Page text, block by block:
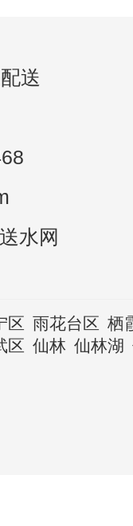
送
水网
区 雨花台区 栖
区 仙林 仙林湖